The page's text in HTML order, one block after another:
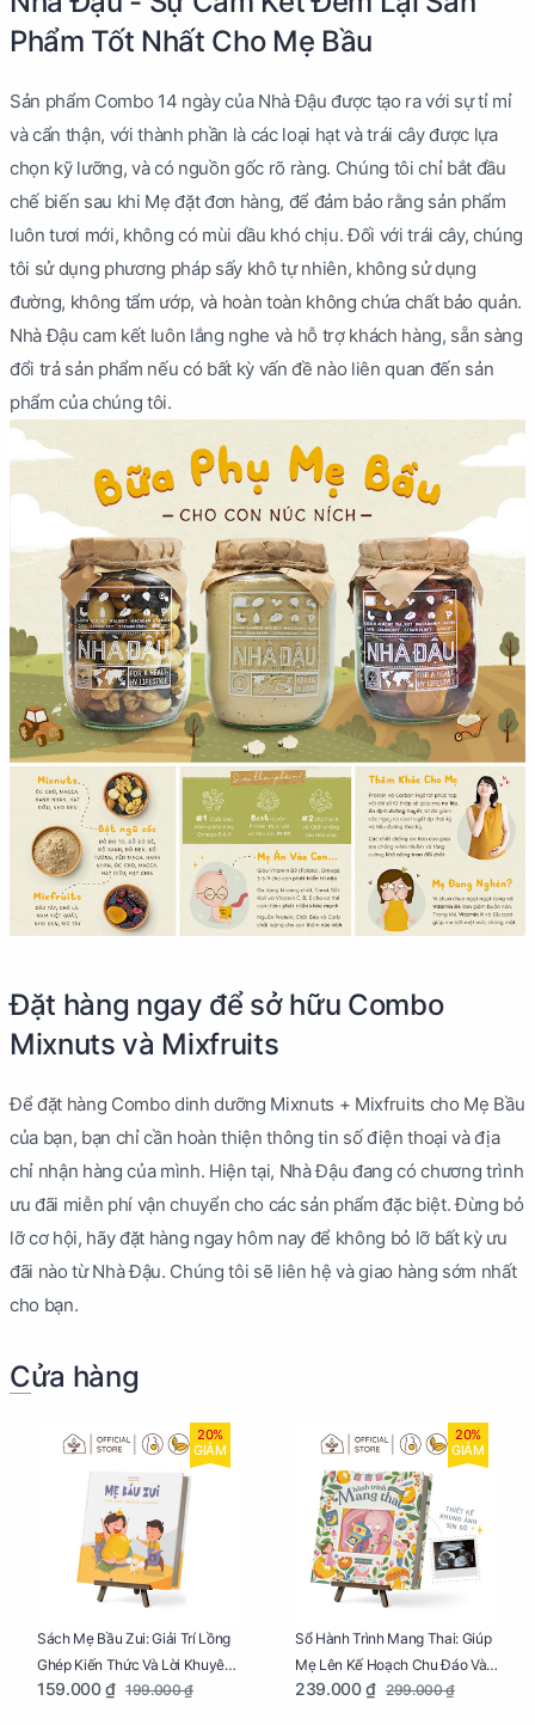
Phẩm Tốt Nhất Cho Mẹ Bầu
Sản phẩm Combo 14 ngày của Nhà Đậu được tạo ra với sự tỉ mỉ
và cẩn thận, với thành phần là các loại hạt và trái cây được lựa
chọn kỹ lưỡng, và có nguồn gốc rõ ràng. Chúng tôi chỉ bắt đầu
chế biến sau khi Mẹ đặt đơn hàng, để đảm bảo rằng sản phẩm
luôn tươi mới, không có mùi dầu khó chịu. Đối với trái cây, chúng
tôi sử dụng phương pháp sấy khô tự nhiên, không sử dụng
đường, không tẩm ướp, và hoàn toàn không chứa chất bảo quản.
Nhà Đậu cam kết luôn lắng nghe và hỗ trợ khách hàng, sẵn sàng
đổi trả sản phẩm nếu có bất kỳ vấn đề nào liên quan đến sản
phẩm của chúng tôi.
Đặt hàng ngay để sở hữu Combo
Mixnuts và Mixfruits
Để đặt hàng Combo dinh dưỡng Mixnuts + Mixfruits cho Mẹ Bầu
của bạn, bạn chỉ cần hoàn thiện thông tin số điện thoại và địa
chỉ nhận hàng của mình. Hiện tại, Nhà Đậu đang có chương trình
ưu đãi miễn phí vận chuyển cho các sản phẩm đặc biệt. Đừng bỏ
lỡ cơ hội, hãy đặt hàng ngay hôm nay để không bỏ lỡ bất kỳ ưu
đãi nào từ Nhà Đậu. Chúng tôi sẽ liên hệ và giao hàng sớm nhất
cho bạn.
Cửa hàng
20%
GIẢM
Sách Mẹ Bầu Zui: Giải Trí Lồng
Ghép Kiến Thức Và Lời Khuyên
Mang Thai Bổ Ích
159.000 ₫ 199.000 ₫
20%
GIẢM
Sổ Hành Trình Mang Thai: Giúp
Mẹ Lên Kế Hoạch Chu Đáo Và
Lưu Giữ Kỷ Niệm Mang Thai
239.000 ₫ 299.000 ₫